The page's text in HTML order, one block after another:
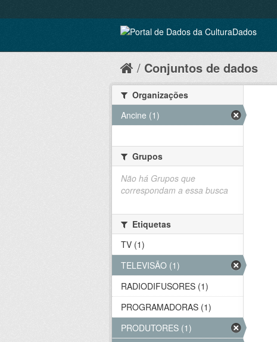
Conjuntos de dados
Organizações
Ancine (1)
Grupos
Não há Grupos que
correspondam a essa busca
Etiquetas
TV (1)
TELEVISÃO (1)
RADIODIFUSORES (1)
PROGRAMADORAS (1)
PRODUTORES (1)